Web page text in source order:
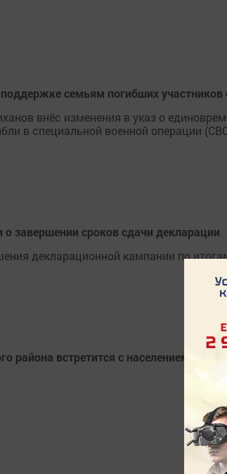
семьям погибших участников
внёс изменения в указ о
в специальной военной операции
завершении сроков сдачи декларации
декларационной кампании по
района встретится с населением сегодня